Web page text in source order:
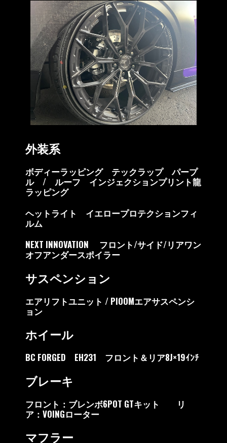
外装系
ボディーラッピング テックラップ パープ
ル / ルーフ インジェクションプリント龍
ラッピング
ヘットライト イエロープロテクションフィ
ルム
NEXT INNOVATION フロント/サイド/リアワン
オフアンダースポイラー
サスペンション
エアリフトユニット / PIOOMエアサスペンシ
ョン
ホイール
BC FORGED EH231 フロント＆リア8J×19ｲﾝﾁ
ブレーキ
フロント：ブレンボ6POT GTキット リ
ア：VOINGローター
マフラー